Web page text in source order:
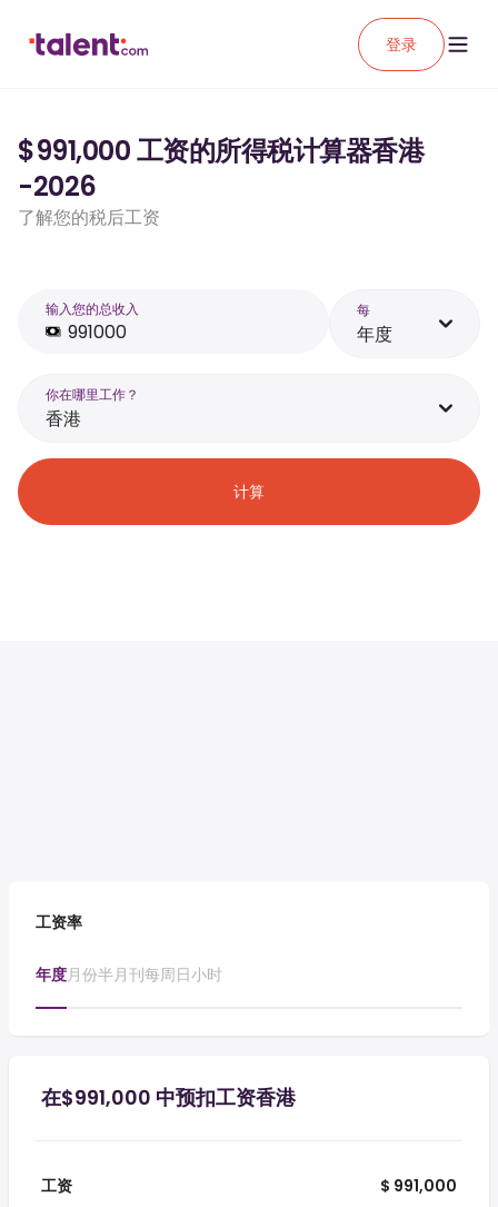
登录
$991,000 工资的所得税计算器香港
-2026
了解您的税后工资
输入您的总收入 每
年度
你在哪里工作？
香港
计算
工资率
年度月份半月刊每周日小时
在$991,000 中预扣工资香港
工资
$ 991,000